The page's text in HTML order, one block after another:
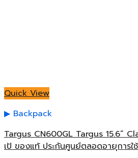
Quick View
Backpack
Targus CN600GL Targus 15.6”
เป้ ของแท้ ประกันศูนย์ตลอดอายุการใ